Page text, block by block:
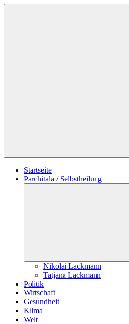
Zum
Startseite
Parchitala / Selbstheilung
Nikolai Lackmann
Tatjana Lackmann
Politik
Wirtschaft
Gesundheit
Klima
Welt